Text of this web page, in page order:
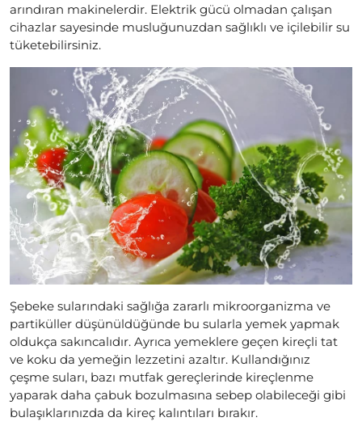
arındıran makinelerdir. Elektrik gücü olmadan çalışan
cihazlar sayesinde musluğunuzdan sağlıklı ve içilebilir su
tüketebilirsiniz.
Şebeke sularındaki sağlığa zararlı mikroorganizma ve
partiküller düşünüldüğünde bu sularla yemek yapmak
oldukça sakıncalıdır. Ayrıca yemeklere geçen kireçli tat
ve koku da yemeğin lezzetini azaltır. Kullandığınız
çeşme suları, bazı mutfak gereçlerinde kireçlenme
yaparak daha çabuk bozulmasına sebep olabileceği gibi
bulaşıklarınızda da kireç kalıntıları bırakır.